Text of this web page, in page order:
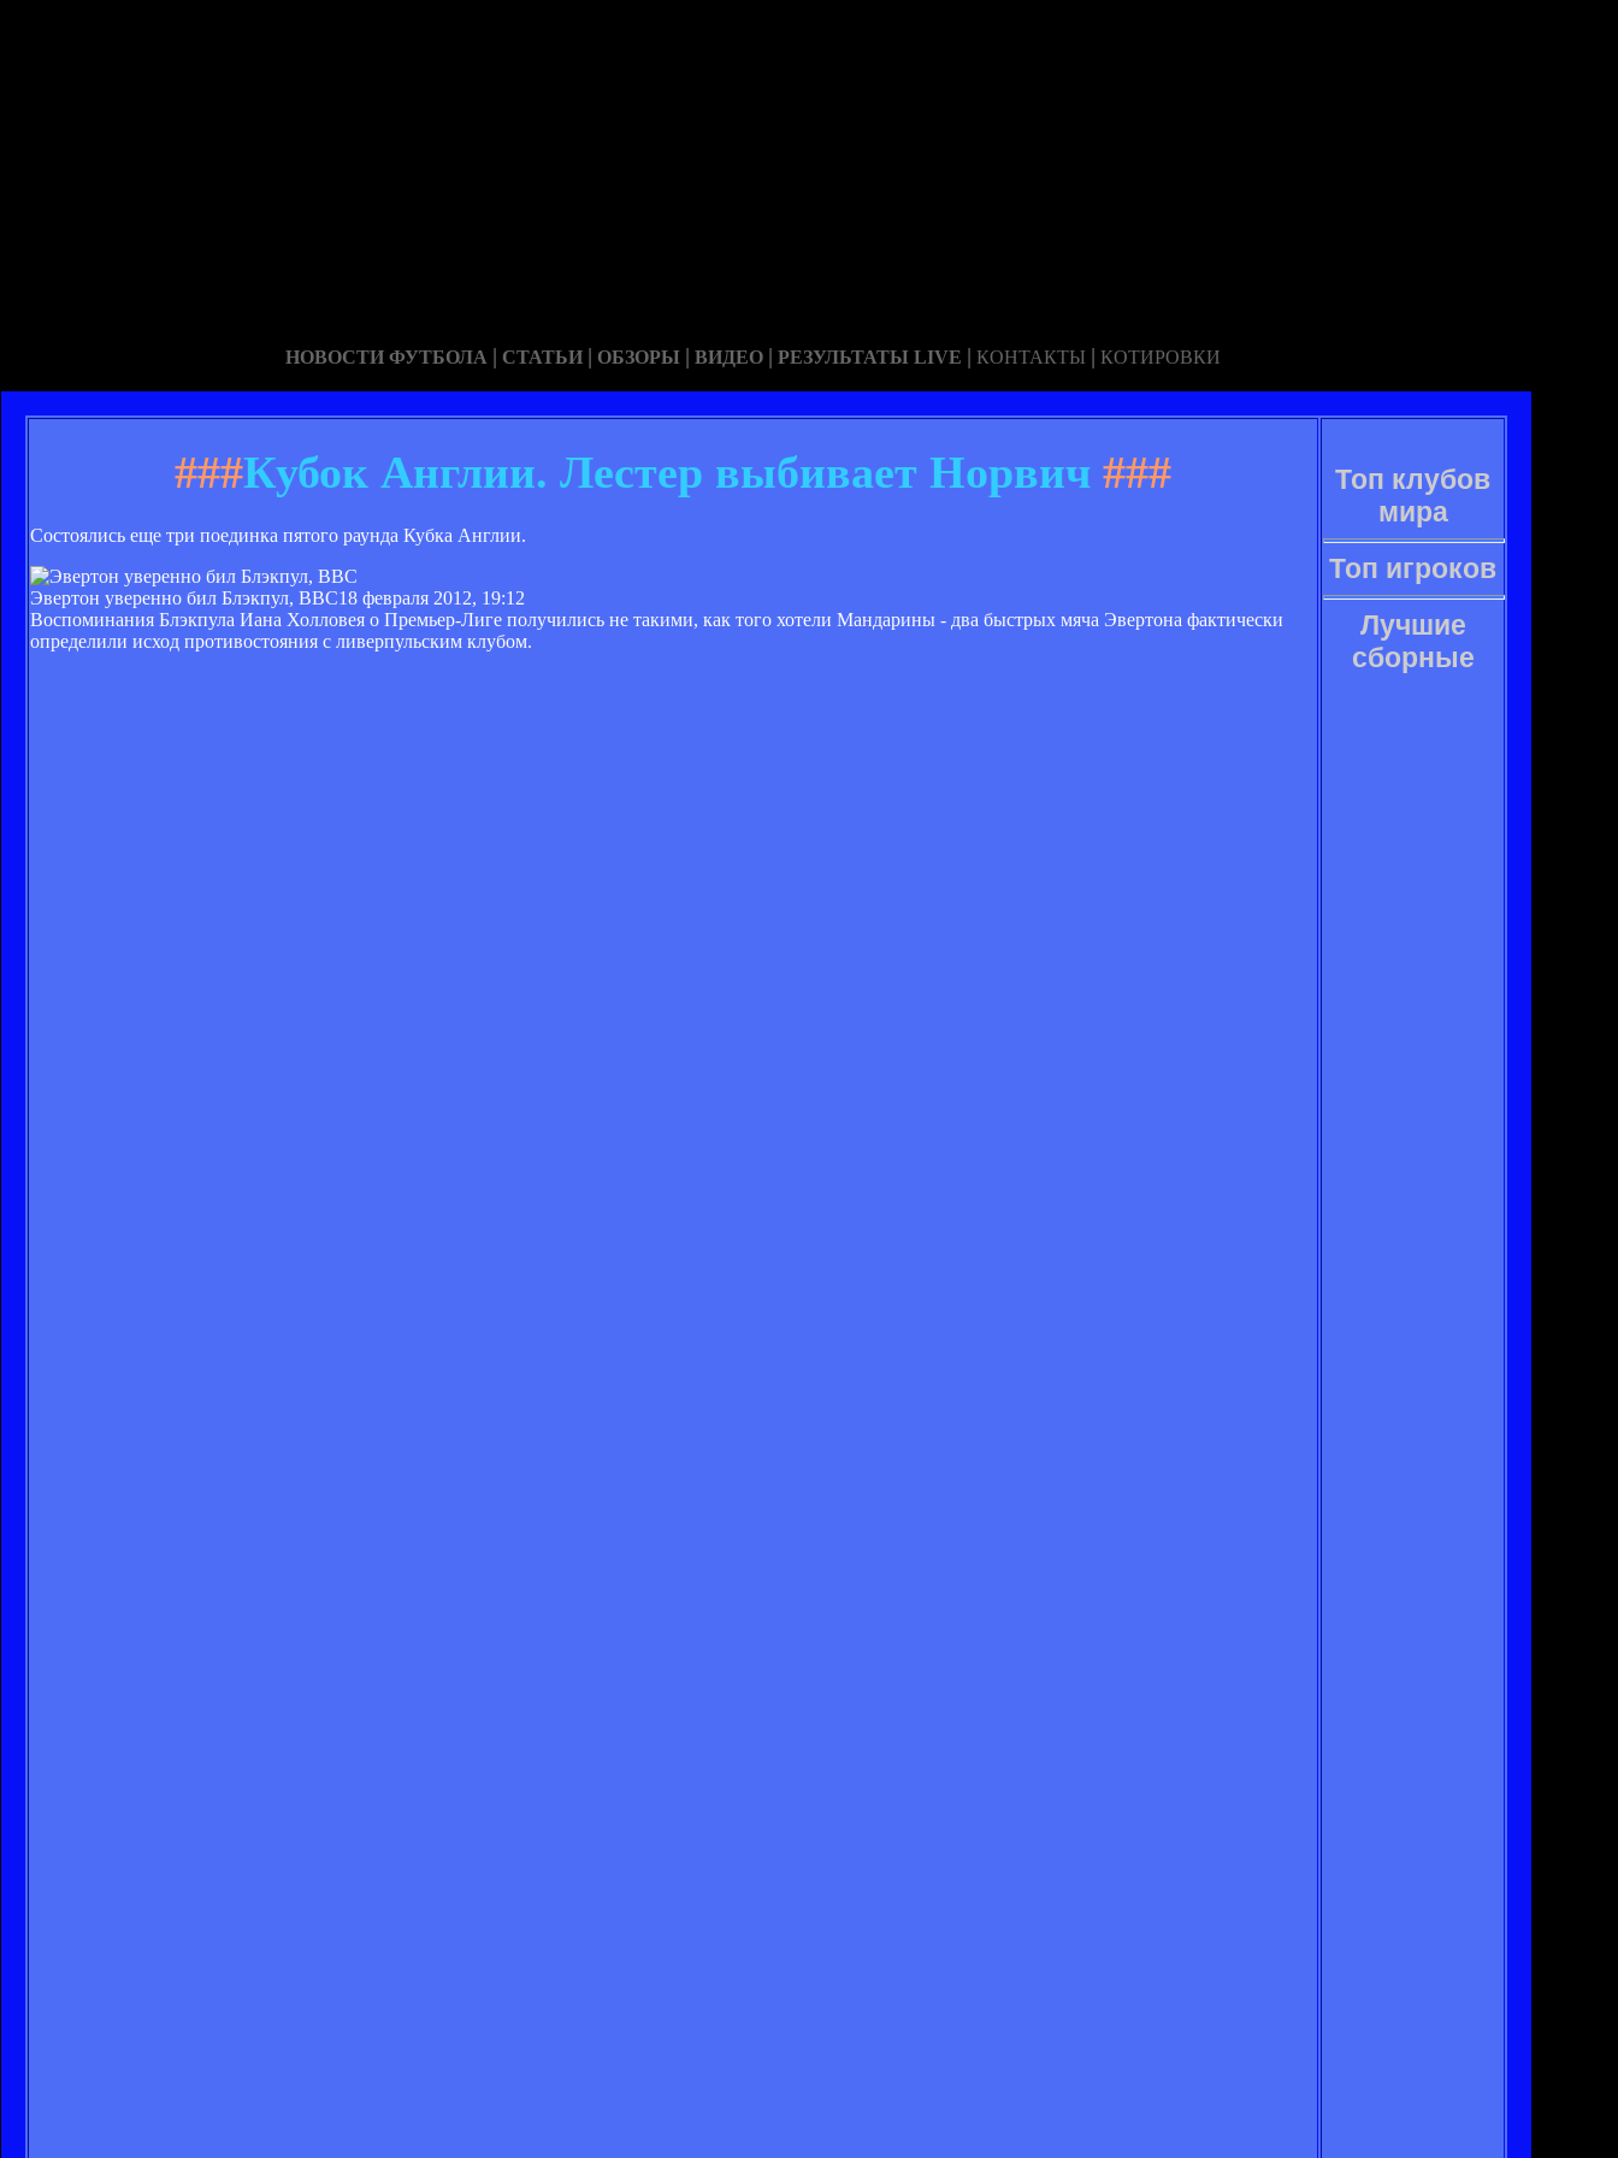
НОВОСТИ ФУТБОЛА | СТАТЬИ | ОБЗОРЫ | ВИДЕО | РЕЗУЛЬТАТЫ LIVE | КОНТАКТЫ | КОТИРОВКИ
###Кубок Англии. Лестер выбивает Норвич ###
Состоялись еще три поединка пятого раунда Кубка Англии.
Эвертон уверенно бил Блэкпул, BBC18 февраля 2012, 19:12
Воспоминания Блэкпула Иана Холловея о Премьер-Лиге получились не такими, как того хотели Мандарины - два быстрых мяча Эвертона фактически
определили исход противостояния с ливерпульским клубом.
Топ клубов
мира
Топ игроков
Лучшие
сборные